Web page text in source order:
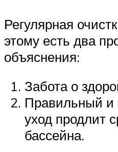
Регулярная
этому есть два
объяснения:
Забота о
Правильный и
уход продлит
бассейна.